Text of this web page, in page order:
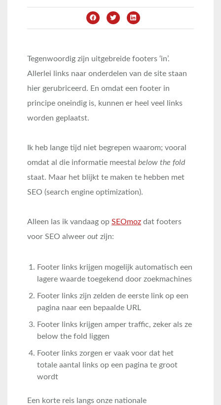
Tegenwoordig zijn uitgebreide footers ‘in’.
Allerlei links naar onderdelen van de site staan
hier gerubriceerd. En omdat een footer in
principe oneindig is, kunnen er heel veel links
worden geplaatst.
Ik heb lange tijd niet begrepen waarom; vooral
omdat al die informatie meestal below the fold
staat. Maar het blijkt te maken te hebben met
SEO (search engine optimization).
Alleen las ik vandaag op SEOmoz dat footers
voor SEO alweer out zijn:
Footer links krijgen mogelijk automatisch een
lagere waarde toegekend door zoekmachines
Footer links zijn zelden de eerste link op een
pagina naar een bepaalde URL
Footer links krijgen amper traffic, zeker als ze
below the fold liggen
Footer links zorgen er vaak voor dat het
totale aantal links op een pagina te groot
wordt
Een korte reis langs onze nationale